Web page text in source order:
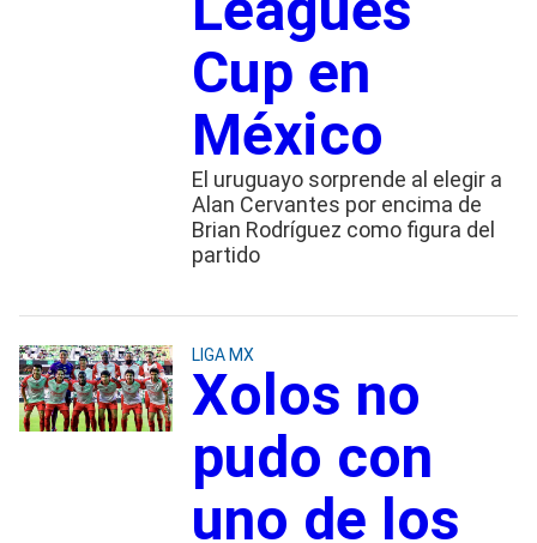
Cup en
México
El uruguayo sorprende al elegir a
Alan Cervantes por encima de
Brian Rodríguez como figura del
partido
LIGA MX
Xolos no
pudo con
uno de los